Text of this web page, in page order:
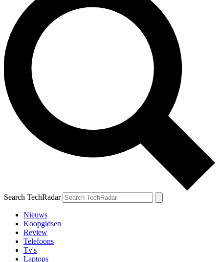
Search TechRadar
Nieuws
Koopgidsen
Review
Telefoons
Tv's
Laptops